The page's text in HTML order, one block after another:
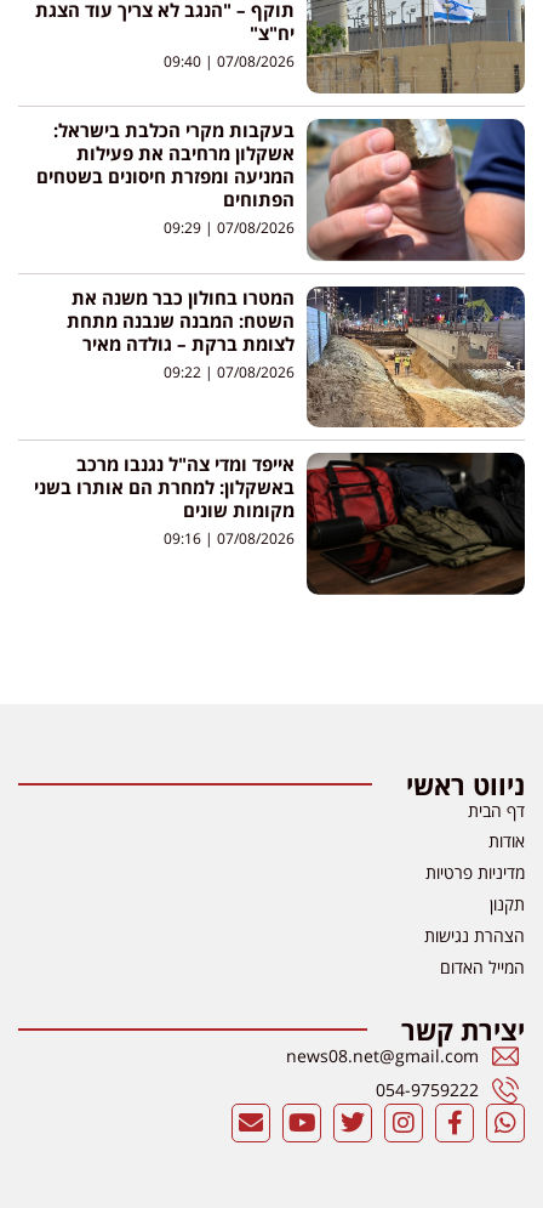
תוקף – "הנגב לא צריך עוד הצגת
יח"צ"
07/08/2026
בעקבות מקרי הכלבת בישראל:
אשקלון מרחיבה את פעילות
המניעה ומפזרת חיסונים בשטחים
הפתוחים
07/08/2026
המטרו בחולון כבר משנה את
השטח: המבנה שנבנה מתחת
לצומת ברקת – גולדה מאיר
07/08/2026
אייפד ומדי צה"ל נגנבו מרכב
באשקלון: למחרת הם אותרו בשני
מקומות שונים
07/08/2026
ניווט ראשי
דף הבית
אודות
מדיניות פרטיות
תקנון
הצהרת נגישות
המייל האדום
יצירת קשר
news08.net@gmail.com
054-9759222